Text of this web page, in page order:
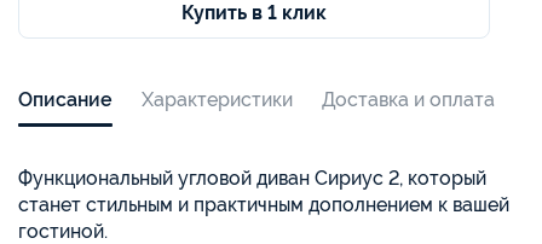
Купить в 1 клик
Описание Характеристики Доставка и оплата
Функциональный угловой диван Сириус 2, который
станет стильным и практичным дополнением к вашей
гостиной.